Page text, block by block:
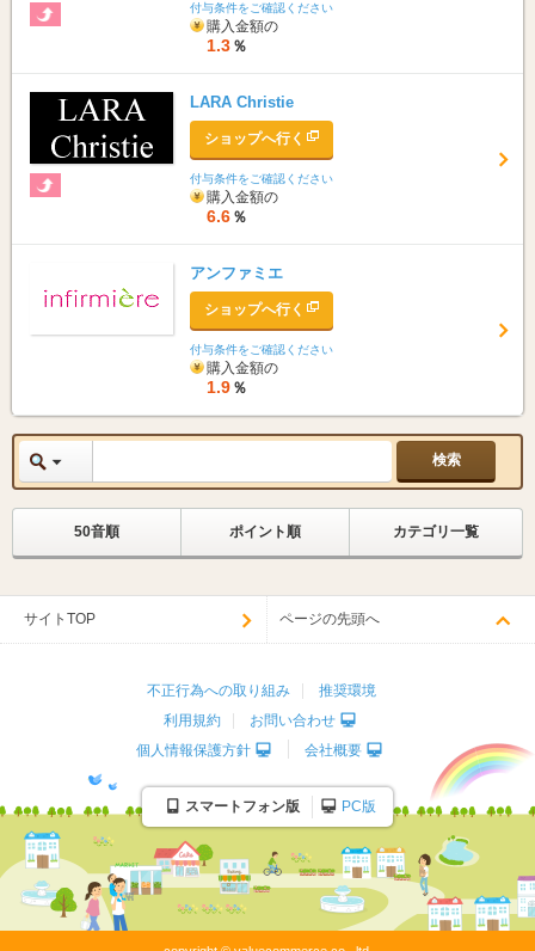
付与条件をご確認ください
購入金額の
1.3 ％
LARA Christie
ショップへ行く
付与条件をご確認ください
購入金額の
6.6 ％
アンファミエ
ショップへ行く
付与条件をご確認ください
購入金額の
1.9 ％
50音順 ポイント順 カテゴリ一覧
サイトTOP ページの先頭へ
不正行為への取り組み
推奨環境
利用規約
お問い合わせ
個人情報保護方針
会社概要
スマートフォン版 PC版